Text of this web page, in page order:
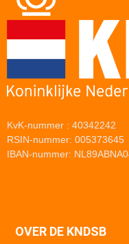
KvK-nummer : 40342242
RSIN-nummer: 005373645
IBAN-nummer:
OVER DE KNDSB